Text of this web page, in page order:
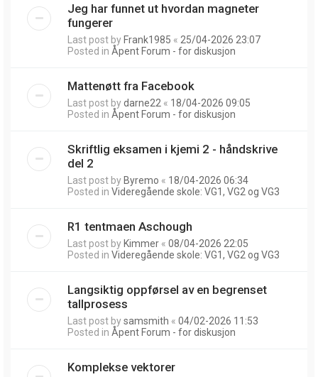
Jeg har funnet ut hvordan magneter
fungerer
Last post by Frank1985 « 25/04-2026 23:07
Posted in Åpent Forum - for diskusjon
Mattenøtt fra Facebook
Last post bydarne22 « 18/04-2026 09:05
Posted in Åpent Forum - for diskusjon
Skriftlig eksamen i kjemi 2 - håndskrive
del 2
Last post by Byremo « 18/04-2026 06:34
Posted in Videregående skole: VG1, VG2 og VG3
R1 tentmaen Aschough
Last post by Kimmer « 08/04-2026 22:05
Posted in Videregående skole: VG1, VG2 og VG3
Langsiktig oppførsel av en begrenset
tallprosess
Last post bysamsmith « 04/02-2026 11:53
Posted in Åpent Forum - for diskusjon
Komplekse vektorer